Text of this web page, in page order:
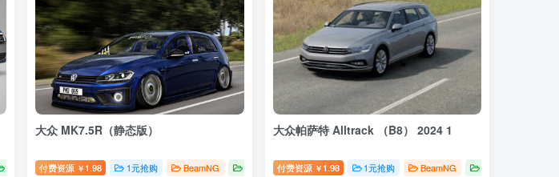
BeamNG汽车
大众 MK7.5R（静态版）
付费资源 ￥ 1.98 1元抢购 BeamNG BeamNG汽车
大众帕萨特 Alltrack （B8） 2024 1
付费资源 ￥ 1.98 1元抢购 BeamNG